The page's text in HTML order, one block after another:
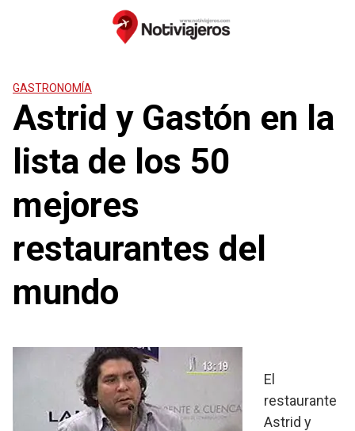
GASTRONOMÍA
Astrid y Gastón en la
lista de los 50
mejores
restaurantes del
mundo
El
restaurante
Astrid y